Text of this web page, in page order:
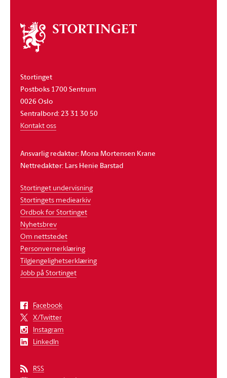
Om
stortinget
Stortinget
Postboks 1700 Sentrum
0026 Oslo
Sentralbord: 23 31 30 50
Kontakt oss
Ansvarlig redaktør: Mona Mortensen Krane
Nettredaktør: Lars Henie Barstad
Stortinget undervisning
Stortingets mediearkiv
Ordbok for Stortinget
Nyhetsbrev
Om nettstedet
Personvernerklæring
Tilgjengelighetserklæring
Jobb på Stortinget
Facebook
X/Twitter
Instagram
LinkedIn
RSS